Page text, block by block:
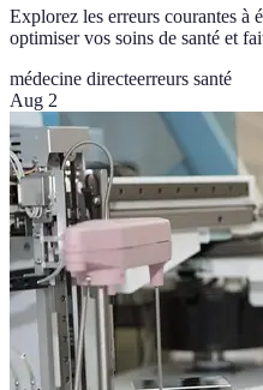
Explorez les erreurs courantes à
optimiser vos soins de santé et
médecine directeerreurs santé
Aug 2